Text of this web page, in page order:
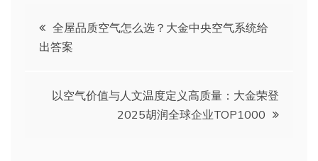
文
章
全屋品质空气怎么选？大金中央空气系统给
出答案
以空气价值与人文温度定义高质量：大金荣登
2025胡润全球企业TOP1000